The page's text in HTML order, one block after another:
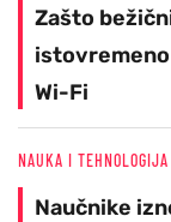
Zašto
Wi-Fi
NAUKA I TEHNOLOGIJA
Naučnike